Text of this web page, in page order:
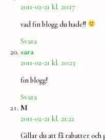
2011-02-21 kl. 20:17
vad fin blogg du hade!!
Svara
sara
2011-02-21 kl. 20:23
fin blogg!
Svara
Msäger:
2011-02-21 kl. 21:22
Gillar du att få rabatter och